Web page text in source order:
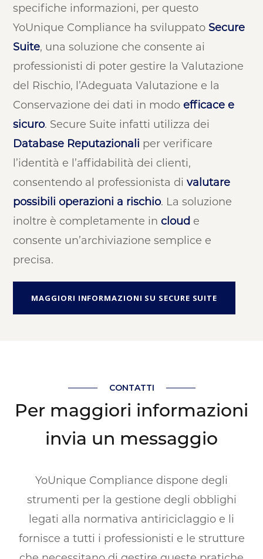
specifiche informazioni, per questo
YoUnique Compliance ha sviluppato Secure
Suite, una soluzione che consente ai
professionisti di poter gestire la Valutazione
del Rischio, l’Adeguata Valutazione e la
Conservazione dei dati in modoefficace e
sicuro. Secure Suite infatti utilizza dei
Database Reputazionali per verificare
l’identità e l’affidabilità dei clienti,
consentendo al professionista divalutare
possibili operazioni a rischio. La soluzione
inoltre è completamente incloud e
consente un’archiviazione semplice e
precisa.
MAGGIORI INFORMAZIONI SU SECURE SUITE
CONTATTI
Per maggiori informazioni
invia un messaggio
YoUnique Compliance dispone degli
strumenti per la gestione degli obblighi
legati alla normativa antiriciclaggio e li
fornisce a tutti i professionisti e le strutture